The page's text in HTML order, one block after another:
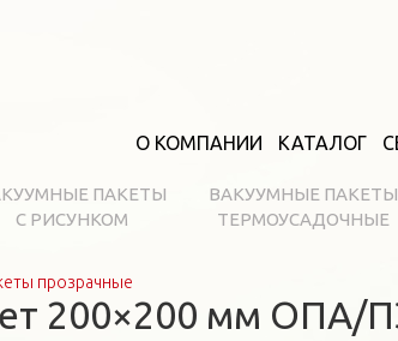
О КОМПАНИИ КАТАЛОГ
ПАКЕТЫ
С РИСУНКОМ
ВАКУУМНЫЕ ПАКЕТЫ
ТЕРМОУСАДОЧНЫЕ
прозрачные
200×200 мм ОПА/